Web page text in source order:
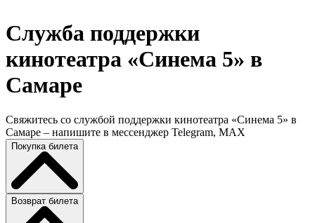
Служба поддержки
кинотеатра «Синема 5» в
Самаре
Свяжитесь со службой поддержки кинотеатра «Синема 5» в
Самаре – напишите в мессенджер Telegram, MAX
Покупка билета
Возврат билета